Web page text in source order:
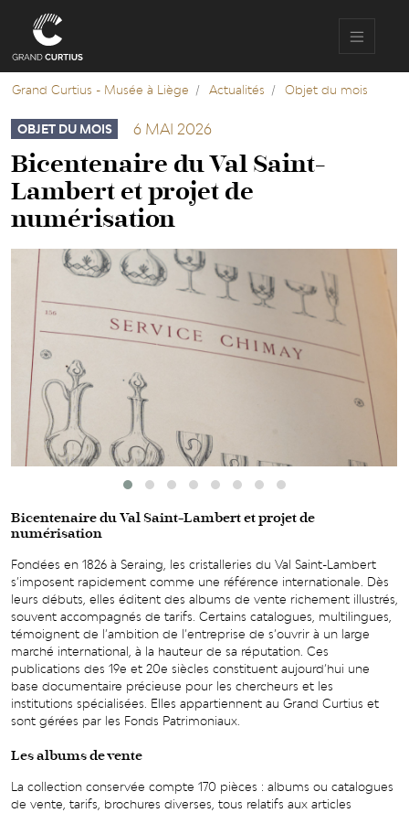
contenu
principal
Grand Curtius - Musée à Liège
Actualités Objet du mois
OBJET DU MOIS 6 MAI 2026
Bicentenaire du Val Saint-
Lambert et projet de
numérisation
Bicentenaire du Val Saint-Lambert et projet de
numérisation
Fondées en 1826 à Seraing, les cristalleries du Val Saint-Lambert
s’imposent rapidement comme une référence internationale. Dès
leurs débuts, elles éditent des albums de vente richement illustrés,
souvent accompagnés de tarifs. Certains catalogues, multilingues,
témoignent de l’ambition de l’entreprise de s’ouvrir à un large
marché international, à la hauteur de sa réputation. Ces
publications des 19e et 20e siècles constituent aujourd’hui une
base documentaire précieuse pour les chercheurs et les
institutions spécialisées. Elles appartiennent au Grand Curtius et
sont gérées par les Fonds Patrimoniaux.
Les albums de vente
La collection conservée compte 170 pièces : albums ou catalogues
de vente, tarifs, brochures diverses, tous relatifs aux articles